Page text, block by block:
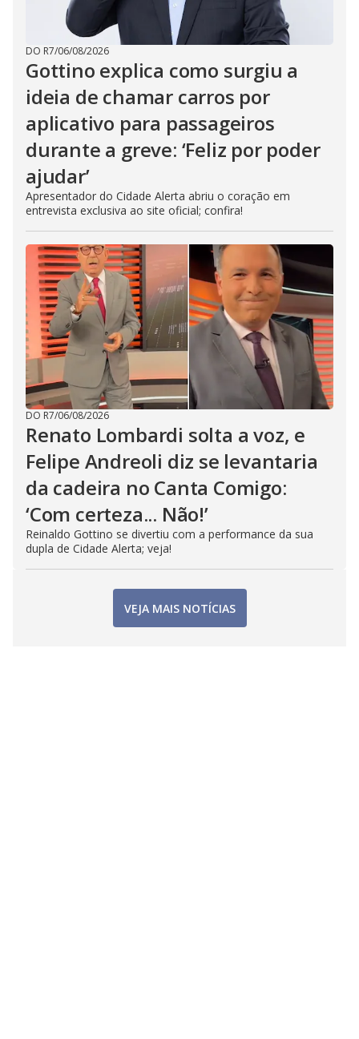
DO R7/06/08/2026
Gottino explica como surgiu a
ideia de chamar carros por
aplicativo para passageiros
durante a greve: ‘Feliz por poder
ajudar’
Apresentador do Cidade Alerta abriu o coração em
entrevista exclusiva ao site oficial; confira!
DO R7/06/08/2026
Renato Lombardi solta a voz, e
Felipe Andreoli diz se levantaria
da cadeira no Canta Comigo:
‘Com certeza... Não!’
Reinaldo Gottino se divertiu com a performance da sua
dupla de Cidade Alerta; veja!
VEJA MAIS NOTÍCIAS